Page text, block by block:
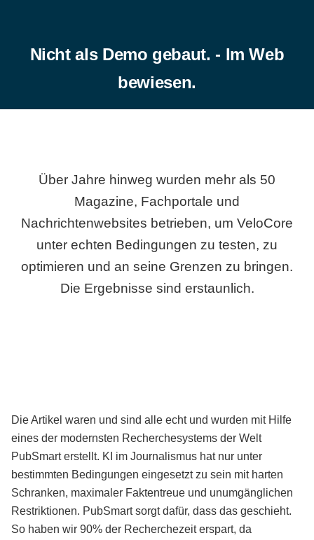
Nicht als Demo gebaut. - Im Web
bewiesen.
Über Jahre hinweg wurden mehr als 50
Magazine, Fachportale und
Nachrichtenwebsites betrieben, um VeloCore
unter echten Bedingungen zu testen, zu
optimieren und an seine Grenzen zu bringen.
Die Ergebnisse sind erstaunlich.
Die Artikel waren und sind alle echt und wurden mit Hilfe
eines der modernsten Recherchesystems der Welt
PubSmart erstellt. KI im Journalismus hat nur unter
bestimmten Bedingungen eingesetzt zu sein mit harten
Schranken, maximaler Faktentreue und unumgänglichen
Restriktionen. PubSmart sorgt dafür, dass das geschieht.
So haben wir 90% der Recherchezeit erspart, da